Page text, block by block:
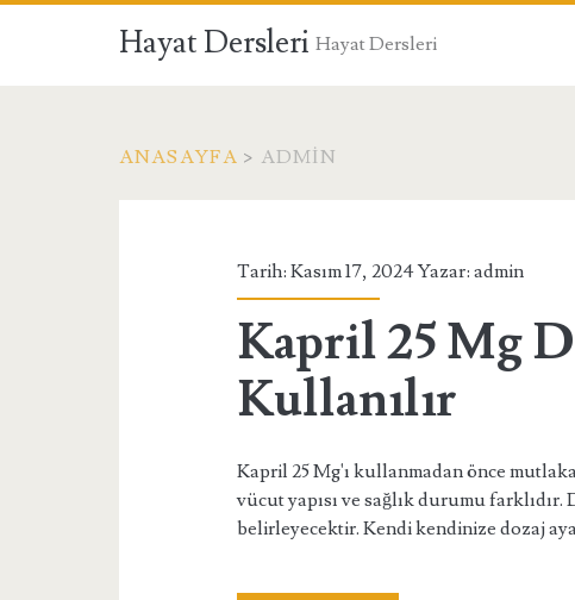
Hayat Dersleri Hayat Dersleri
ANASAYFA > ADMIN
<span>admin</span>
Tarih: Kasım 17, 2024 Yazar:admin
Kapril 25 Mg
Kullanılır
Kapril 25 Mg'ı kullanmadan önce
vücut yapısı ve sağlık durumu
belirleyecektir. Kendi kendinize dozaj